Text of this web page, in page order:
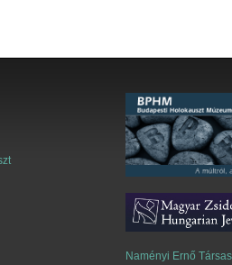
Naményi Ernő